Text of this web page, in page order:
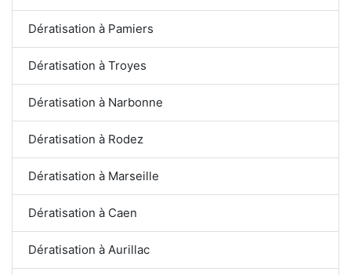
Dératisation à Pamiers
Dératisation à Troyes
Dératisation à Narbonne
Dératisation à Rodez
Dératisation à Marseille
Dératisation à Caen
Dératisation à Aurillac